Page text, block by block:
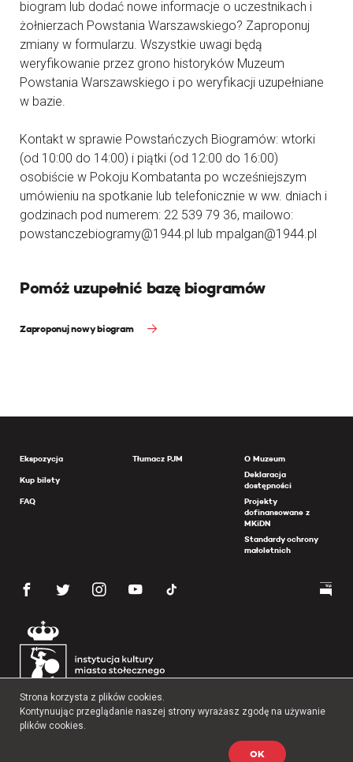
biogram lub dodać nowe informacje o uczestnikach i
żołnierzach Powstania Warszawskiego? Zaproponuj
zmiany w formularzu. Wszystkie uwagi będą
weryfikowanie przez grono historyków Muzeum
Powstania Warszawskiego i po weryfikacji uzupełniane
w bazie.
Kontakt w sprawie Powstańczych Biogramów: wtorki
(od 10:00 do 14:00) i piątki (od 12:00 do 16:00)
osobiście w Pokoju Kombatanta po wcześniejszym
umówieniu na spotkanie lub telefonicznie w ww. dniach i
godzinach pod numerem: 22 539 79 36, mailowo:
powstanczebiogramy@1944.pl lub mpalgan@1944.pl
Pomóż uzupełnić bazę biogramów
Zaproponuj nowy biogram
Ekspozycja
Kup bilety
FAQ
Tłumacz PJM
O Muzeum
Deklaracja
dostępności
Projekty
dofinansowane z
MKiDN
Standardy ochrony
małoletnich
Copyright 2026 Muzeum Powstania Warszawskiego
Strona korzysta z plików cookies.
Kontynuując przeglądanie naszej strony wyrażasz zgodę na używanie
plików cookies.
OK